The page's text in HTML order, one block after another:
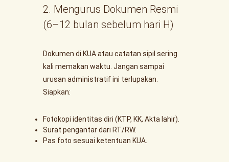
2. Mengurus Dokumen Resmi
(6–12 bulan sebelum hari H)
Dokumen di KUA atau catatan sipil sering
kali memakan waktu. Jangan sampai
urusan administratif ini terlupakan.
Siapkan:
Fotokopi identitas diri (KTP, KK, Akta lahir).
Surat pengantar dari RT/RW.
Pas foto sesuai ketentuan KUA.